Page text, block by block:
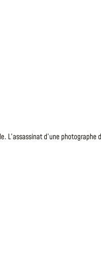
L’assassinat d’une